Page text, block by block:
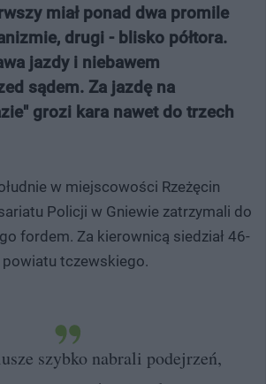
miał ponad dwa promile
drugi - blisko półtora.
jazdy i niebawem
sądem. Za jazdę na
grozi kara nawet do trzech
w miejscowości Rzeżęcin
Policji w Gniewie zatrzymali do
fordem. Za kierownicą siedział 46-
tczewskiego.
szybko nabrali podejrzeń,